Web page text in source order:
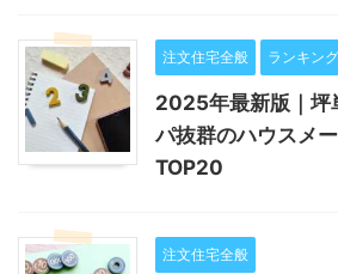
注文住宅全般 ランキング
2025年最新版｜坪
パ抜群のハウスメ
TOP20
注文住宅全般